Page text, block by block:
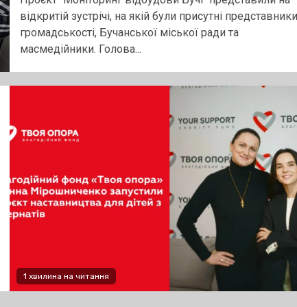
відкритій зустрічі, на якій були присутні представники
громадськості, Бучанської міської ради та
масмедійники. Голова...
1 хвилина на читання